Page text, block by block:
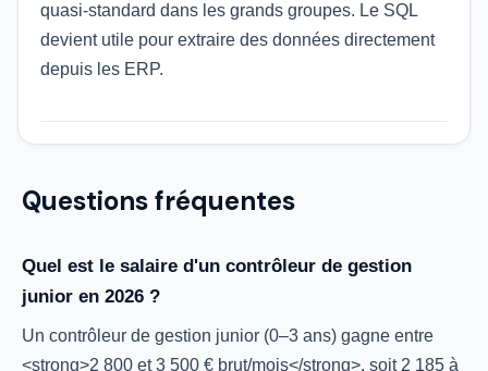
quasi-standard dans les grands groupes. Le SQL
devient utile pour extraire des données directement
depuis les ERP.
Questions fréquentes
Quel est le salaire d'un contrôleur de gestion
junior en 2026 ?
Un contrôleur de gestion junior (0–3 ans) gagne entre
<strong>2 800 et 3 500 € brut/mois</strong>, soit 2 185 à